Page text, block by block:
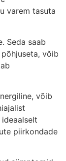
varem tasuta
Seda saab
võib
võib
piirkondade